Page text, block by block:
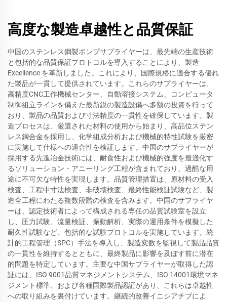
高度な製造卓越性と品質保証
中国のステンレス鋼製ポンプサプライヤーは、最先端の生産技術
と包括的な品質保証プロトコルを導入することにより、製造
Excellence を革新しました。これにより、国際規格に適合する優れ
た製品が一貫して提供されています。これらのサプライヤーは、
高精度CNC工作機械センター、自動溶接システム、コンピュータ
制御組立ラインを備えた最新鋭の製造設備へ多額の投資を行って
おり、製品の品質および寸法精度の一貫性を確保しています。製
造プロセスは、厳選された材料の使用から始まり、高品位ステン
レス鋼合金を採用し、化学組成分析および機械的特性試験を厳密
に実施して仕様への適合性を検証します。中国のサプライヤーが
採用する先進冶金技術には、耐食性および機械的強度を最適化す
るソリューション・アニーリング工程が含まれており、過酷な用
途に不可欠な特性を実現します。品質管理措置は、原材料の受入
検査、工程中寸法検査、非破壊検査、最終性能検証試験など、製
造全工程にわたる複数段階の検査を含みます。中国のサプライヤ
ーは、認定技術者によって構成される専任の品質試験室を設立
し、圧力試験、流量検証、振動解析、実際の運用条件を模擬した
耐久性試験など、包括的な試験プロトコルを実施しています。統
計的工程管理（SPC）手法を導入し、製造変数を監視して製品品質
の一貫性を維持するとともに、最終製品に影響を及ぼす前に潜在
的問題を特定しています。主要な中国サプライヤーが取得した認
証には、ISO 9001品質マネジメントシステム、ISO 14001環境マネ
ジメント標準、および各種国際製品認証があり、これらは卓越性
への取り組みを裏付けています。継続的改善イニシアチブによ